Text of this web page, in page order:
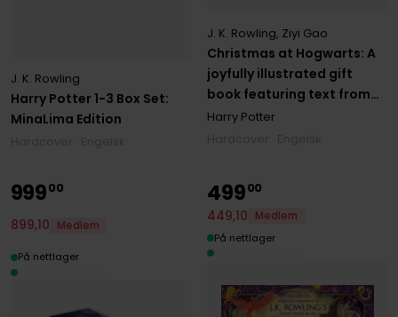
Harry Potter 1-3 Box Set:
MinaLima Edition
J. K. Rowling
Christmas at Hogwarts: A
joyfully illustrated gift
book featuring text from
‘Harry Potter and the
J. K. Rowling, Ziyi Gao
Harry Potter
99900
899,10 Medlem
På nettlager
49900
449,10
Medlem
På nettlager